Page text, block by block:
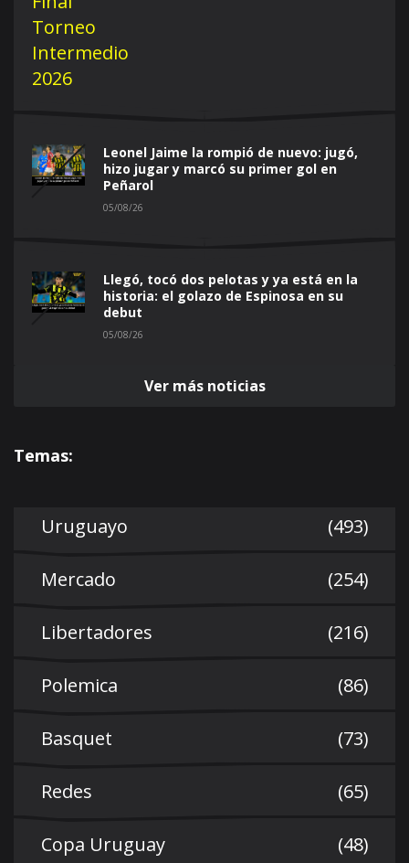
Leonel Jaime la rompió de nuevo: jugó,
hizo jugar y marcó su primer gol en
Peñarol
05/08/26
Llegó, tocó dos pelotas y ya está en la
historia: el golazo de Espinosa en su
debut
05/08/26
Ver más noticias
Temas:
Uruguayo (493)
Mercado (254)
Libertadores (216)
Polemica (86)
Basquet (73)
Redes (65)
Copa Uruguay (48)